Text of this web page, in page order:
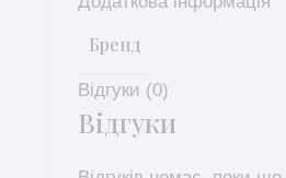
Бренд
Відгуки (0)
Відгуки